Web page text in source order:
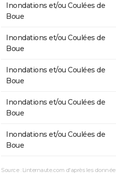
Inondations et/ou Coulées de
Boue
Inondations et/ou Coulées de
Boue
Inondations et/ou Coulées de
Boue
Inondations et/ou Coulées de
Boue
Inondations et/ou Coulées de
Boue
Source : Linternaute.com d'après les